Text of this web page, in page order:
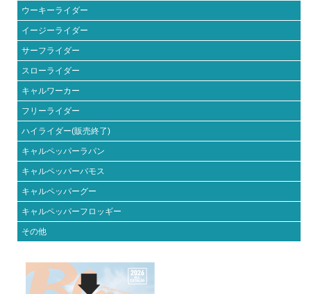
ウーキーライダー
イージーライダー
サーフライダー
スローライダー
キャルワーカー
フリーライダー
ハイライダー(販売終了)
キャルペッパーラパン
キャルペッパーバモス
キャルペッパーグー
キャルペッパーフロッギー
その他